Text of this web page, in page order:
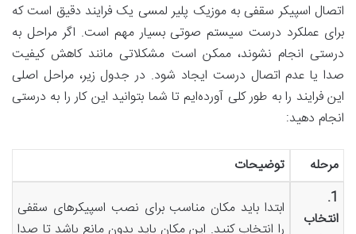
اتصال اسپیکر سقفی به موزیک پلیر لمسی یک فرایند دقیق است که
برای عملکرد درست سیستم صوتی بسیار مهم است. اگر مراحل به
درستی انجام نشوند، ممکن است مشکلاتی مانند کاهش کیفیت
صدا یا عدم اتصال درست ایجاد شود. در جدول زیر، مراحل اصلی
این فرایند را به طور کلی آورده‌ایم تا شما بتوانید این کار را به درستی
انجام دهید:
مرحله
توضیحات
1.
انتخاب
ابتدا باید مکان مناسب برای نصب اسپیکرهای سقفی